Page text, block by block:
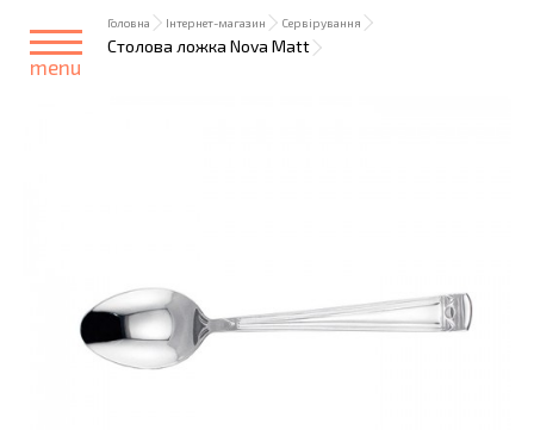
menu
Головна Інтернет-магазин Сервірування
Столова ложка Nova Matt